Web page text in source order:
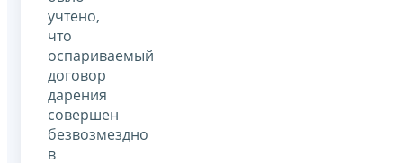
учтено,
что
оспариваемый
договор
дарения
совершен
безвозмездно
в